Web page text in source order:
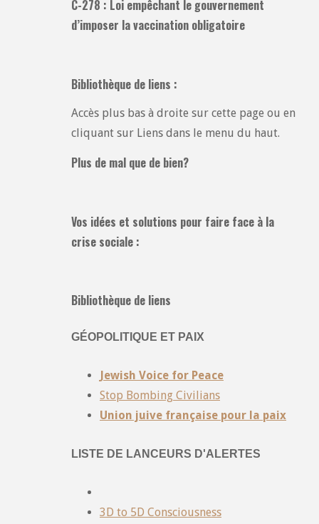
C-278 : Loi empêchant le gouvernement
d’imposer la vaccination obligatoire
Bibliothèque de liens :
Accès plus bas à droite sur cette page ou en
cliquant sur Liens dans le menu du haut.
Plus de mal que de bien?
Vos idées et solutions pour faire face à la
crise sociale :
Bibliothèque de liens
GÉOPOLITIQUE ET PAIX
Jewish Voice for Peace
Stop Bombing Civilians
Union juive française pour la paix
LISTE DE LANCEURS D'ALERTES
3D to 5D Consciousness